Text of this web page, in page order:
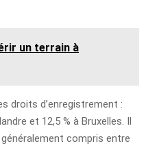
un terrain à
droits d’enregistrement :
et 12,5 % à Bruxelles. Il
compris entre